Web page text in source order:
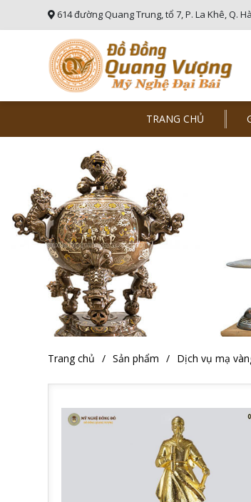
614 đường Quang Trung, tổ 7, P. La Khê, Q.
TRANG CHỦ
Trang chủ Sản phẩm Dịch vụ mạ